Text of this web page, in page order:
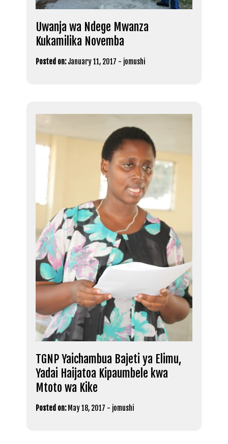
Uwanja wa Ndege Mwanza
Kukamilika Novemba
Posted on: January 11, 2017 - jomushi
TGNP Yaichambua Bajeti ya Elimu,
Yadai Haijatoa Kipaumbele kwa
Mtoto wa Kike
Posted on: May 18, 2017 - jomushi